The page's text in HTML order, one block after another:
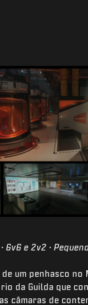
6v6 e 2v2 ·
de um penhasco no
da Guilda que
câmaras de